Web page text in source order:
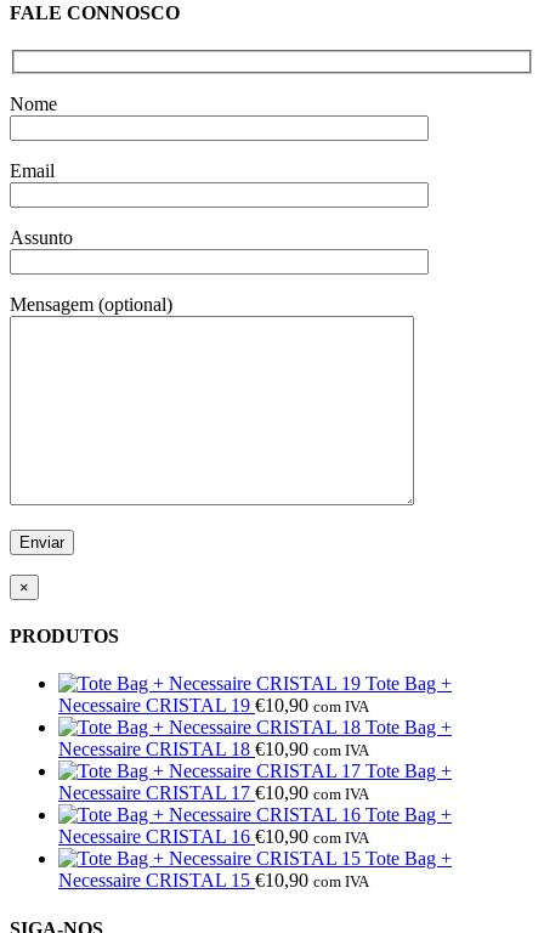
FALE CONNOSCO
Nome
Email
Assunto
Mensagem (optional)
×
PRODUTOS
Tote Bag +
Necessaire CRISTAL 19 €10,90 com IVA
Tote Bag +
Necessaire CRISTAL 18 €10,90 com IVA
Tote Bag +
Necessaire CRISTAL 17 €10,90 com IVA
Tote Bag +
Necessaire CRISTAL 16 €10,90 com IVA
Tote Bag +
Necessaire CRISTAL 15 €10,90 com IVA
SIGA-NOS